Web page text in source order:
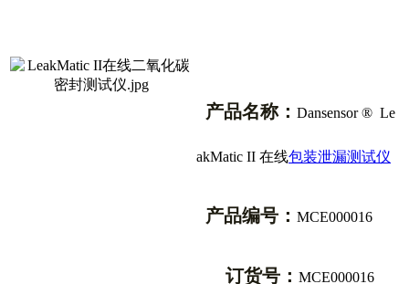
产品名称： Dansensor ® Le
akMatic II 在线包装泄漏测试仪
产品编号： MCE000016
订货号： MCE000016